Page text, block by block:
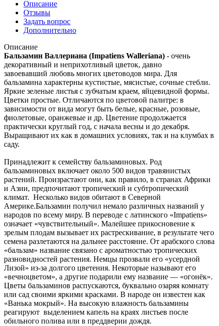
Описание
Отзывы
Задать вопрос
Дополнительно
Описание
Бальзамин Валлериана (Impatiens Walleriana) - очень
декоративный и неприхотливый цветок, давно
завоевавший любовь многих цветоводов мира. Для
бальзамина характерны кустистые, мясистые, сочные стебли.
Яркие зеленые листья с зубчатым краем, яйцевидной формы.
Цветки простые. Отличаются по цветовой палитре: в
зависимости от вида могут быть белые, красные, розовые,
фиолетовые, оранжевые и др. Цветение продолжается
практически круглый год, с начала весны и до декабря.
Выращивают их как в домашних условиях, так и на клумбах в
саду.
Принадлежит к семейству бальзаминовых. Род
бальзаминовых включает около 500 видов травянистых
растений. Произрастают они, как правило, в странах Африки
и Азии, предпочитают тропический и субтропический
климат. Несколько видов обитают в Северной
Америке.Бальзамин получил немало различных названий у
народов по всему миру. В переводе с латинского «Impatiens»
означает «чувствительный». Малейшее прикосновение к
зрелым плодам вызывает их растрескивание, в результате чего
семена разлетаются на дальнее расстояние. От арабского слова
«бальзам» название связано с ароматностью тропических
разновидностей растения. Немцы прозвали его «усердной
Лизой» из-за долгого цветения. Некоторые называют его
«вечноцветом», а другие подарили ему название — «огонёк».
Цветы бальзаминов распускаются, буквально озаряя комнату
или сад своими яркими красками. В народе он известен как
«Ванька мокрый». На высокую влажность бальзамины
реагируют выделением капель на краях листьев после
обильного полива или в преддверии дождя.